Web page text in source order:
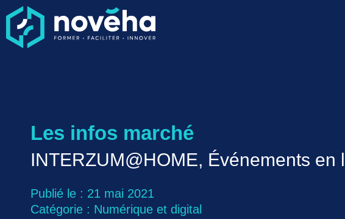
Les infos marché
INTERZUM@HOME, Événements
Publié le : 21 mai 2021
Catégorie : Numérique et digital